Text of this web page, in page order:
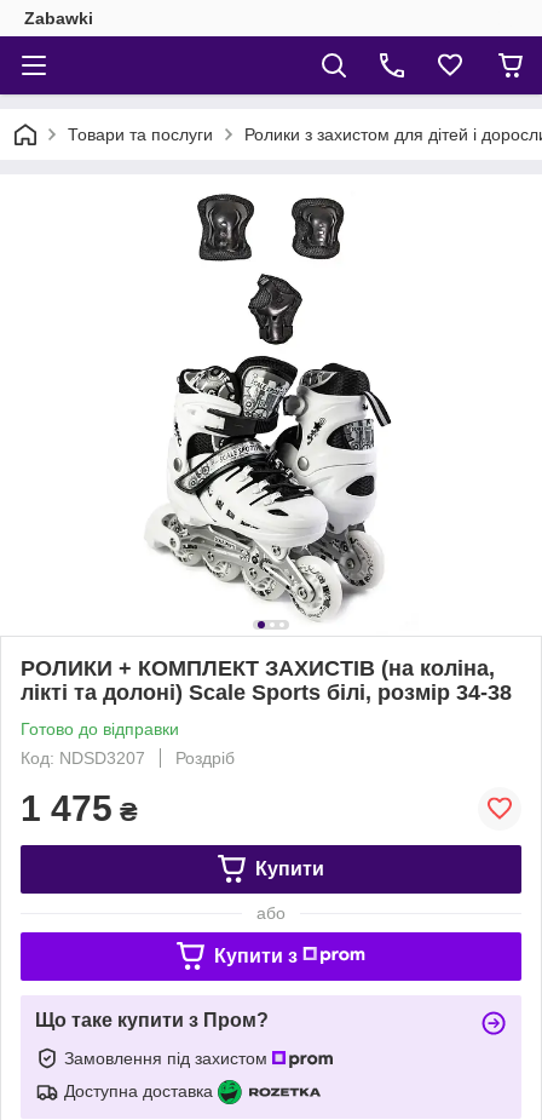
Zabawki
Товари та послуги Ролики з захистом для дітей і
РОЛИКИ + КОМПЛЕКТ ЗАХИСТІВ (на коліна,
лікті та долоні) Scale Sports білі, розмір 34-38
Готово до відправки
Код: NDSD3207
Роздріб
1 475 ₴
Купити
або
Купити з
Що таке купити з Пром?
Замовлення під захистом
Доступна доставка